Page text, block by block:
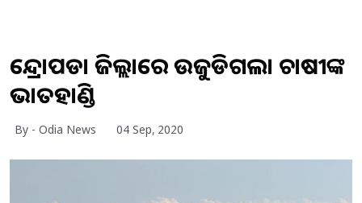
କେନ୍ଦ୍ରାପଡା ଜିଲ୍ଲାରେ ଉଜୁଡିଗଲା ଚାଷୀଙ୍କ
ଭାତହାଣ୍ଡି
By - Odia News 04 Sep, 2020